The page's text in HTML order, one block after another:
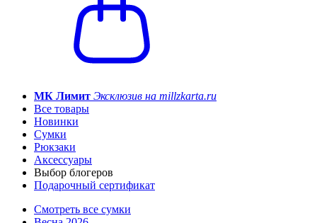
МК Лимит Эксклюзив на millzkarta.ru
Все товары
Новинки
Сумки
Рюкзаки
Аксессуары
Выбор блогеров
Подарочный сертификат
Смотреть все сумки